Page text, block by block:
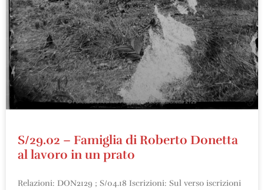
S/29.02 – Famiglia di Roberto Donetta
al lavoro in un prato
Relazioni: DON2129 ; S/04.18 Iscrizioni: Sul verso iscrizioni